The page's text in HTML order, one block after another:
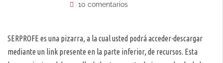
10 comentarios
SERPROFE es una pizarra, a la cual usted podrá acceder-descargar
mediante un link presente en la parte inferior, de recursos. Esta